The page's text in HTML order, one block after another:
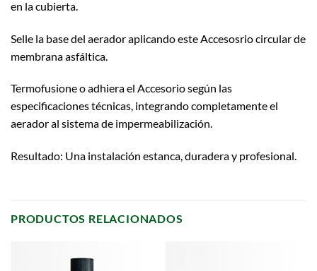
en la cubierta.
Selle la base del aerador aplicando este Accesosrio circular de
membrana asfáltica.
Termofusione o adhiera el Accesorio según las
especificaciones técnicas, integrando completamente el
aerador al sistema de impermeabilización.
Resultado: Una instalación estanca, duradera y profesional.
PRODUCTOS RELACIONADOS